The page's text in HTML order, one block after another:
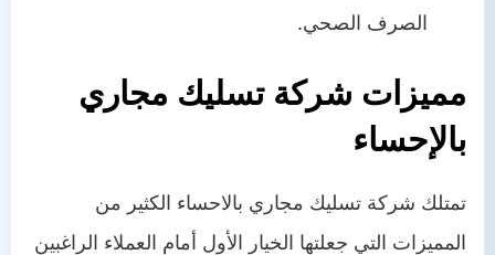
الصرف الصحي.
مميزات شركة تسليك مجاري
بالإحساء
تمتلك شركة تسليك مجاري بالاحساء الكثير من
المميزات التي جعلتها الخيار الأول أمام العملاء الراغبين